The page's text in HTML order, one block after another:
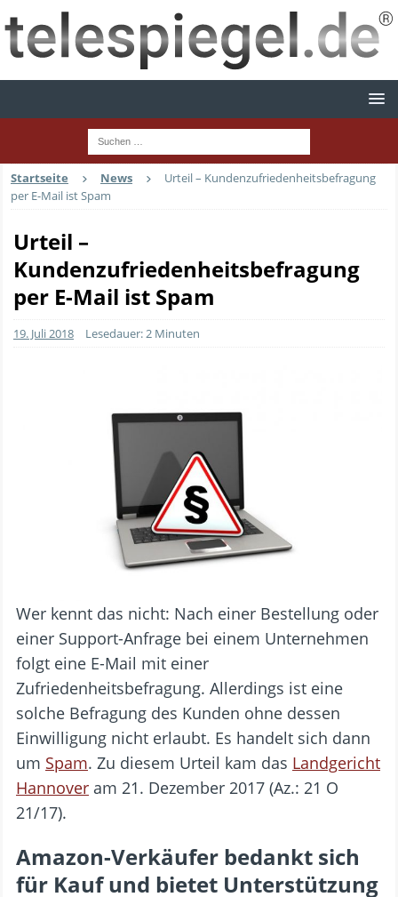
Startseite News
Urteil – Kundenzufriedenheitsbefragung
per E-Mail ist Spam
Urteil –
Kundenzufriedenheitsbefragung
per E-Mail ist Spam
19. Juli 2018 Lesedauer: 2 Minuten
Wer kennt das nicht: Nach einer Bestellung oder
einer Support-Anfrage bei einem Unternehmen
folgt eine E-Mail mit einer
Zufriedenheitsbefragung. Allerdings ist eine
solche Befragung des Kunden ohne dessen
Einwilligung nicht erlaubt. Es handelt sich dann
um Spam. Zu diesem Urteil kam das Landgericht
Hannover am 21. Dezember 2017 (Az.: 21 O
21/17).
Amazon-Verkäufer bedankt sich
für Kauf und bietet Unterstützung